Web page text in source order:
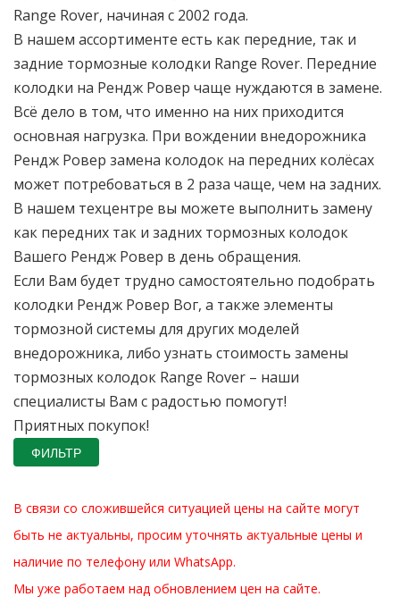
Range Rover, начиная с 2002 года.
В нашем ассортименте есть как передние, так и
задние тормозные колодки Range Rover. Передние
колодки на Рендж Ровер чаще нуждаются в замене.
Всё дело в том, что именно на них приходится
основная нагрузка. При вождении внедорожника
Рендж Ровер замена колодок на передних колёсах
может потребоваться в 2 раза чаще, чем на задних.
В нашем техцентре вы можете выполнить замену
как передних так и задних тормозных колодок
Вашего Рендж Ровер в день обращения.
Если Вам будет трудно самостоятельно подобрать
колодки Рендж Ровер Вог, а также элементы
тормозной системы для других моделей
внедорожника, либо узнать стоимость замены
тормозных колодок Range Rover – наши
специалисты Вам с радостью помогут!
Приятных покупок!
ФИЛЬТР
В связи со сложившейся ситуацией цены на сайте могут
быть не актуальны, просим уточнять актуальные цены и
наличие по телефону или WhatsApp.
Мы уже работаем над обновлением цен на сайте.